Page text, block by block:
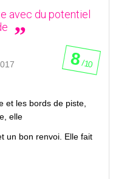
avec du potentiel
8/ 10
et les bords de piste,
elle
un bon renvoi. Elle fait